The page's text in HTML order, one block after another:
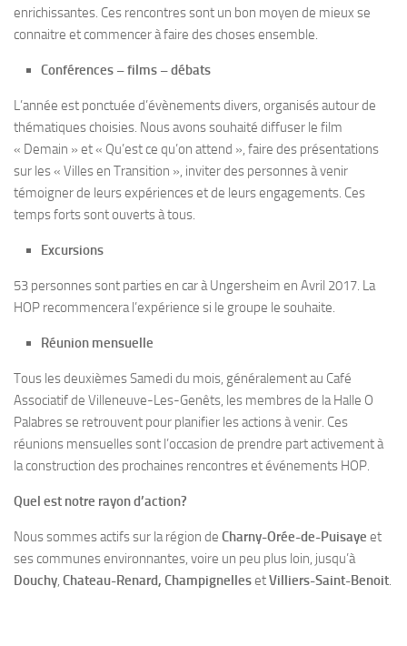
enrichissantes. Ces rencontres sont un bon moyen de mieux se
connaitre et commencer à faire des choses ensemble.
Conférences – films – débats
L’année est ponctuée d’évènements divers, organisés autour de
thématiques choisies. Nous avons souhaité diffuser le film
« Demain » et « Qu’est ce qu’on attend », faire des présentations
sur les « Villes en Transition », inviter des personnes à venir
témoigner de leurs expériences et de leurs engagements. Ces
temps forts sont ouverts à tous.
Excursions
53 personnes sont parties en car à Ungersheim en Avril 2017. La
HOP recommencera l’expérience si le groupe le souhaite.
Réunion mensuelle
Tous les deuxièmes Samedi du mois, généralement au Café
Associatif de Villeneuve-Les-Genêts, les membres de la Halle O
Palabres se retrouvent pour planifier les actions à venir. Ces
réunions mensuelles sont l’occasion de prendre part activement à
la construction des prochaines rencontres et événements HOP.
Quel est notre rayon d’action?
Nous sommes actifs sur la région de Charny-Orée-de-Puisaye et
ses communes environnantes, voire un peu plus loin, jusqu’à
Douchy, Chateau-Renard, ChampignellesetVilliers-Saint-Benoit.